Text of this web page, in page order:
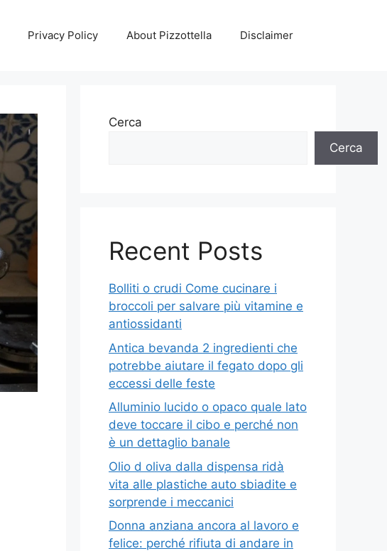
Privacy Policy About Pizzottella Disclaimer
Cerca
Cerca
Recent Posts
Bolliti o crudi Come cucinare i
broccoli per salvare più vitamine e
antiossidanti
Antica bevanda 2 ingredienti che
potrebbe aiutare il fegato dopo gli
eccessi delle feste
Alluminio lucido o opaco quale lato
deve toccare il cibo e perché non
è un dettaglio banale
Olio d oliva dalla dispensa ridà
vita alle plastiche auto sbiadite e
sorprende i meccanici
Donna anziana ancora al lavoro e
felice: perché rifiuta di andare in